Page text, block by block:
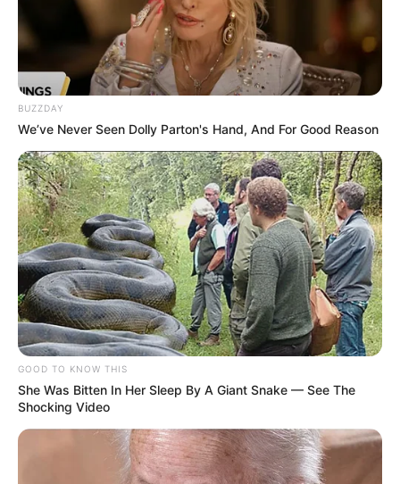
Ajab Gajab 359
Politics
Bollywood
Crime 189
Vadodara 117
Delhi 76
Money 75
Sport 61
Story 60
Uncategorized 56
Gandhinagar 47
Auto
Stock Market
BUZZDAY
We’ve Never Seen Dolly Parton's Hand, And For Good Reason
GOOD TO KNOW THIS
She Was Bitten In Her Sleep By A Giant Snake — See The
Shocking Video